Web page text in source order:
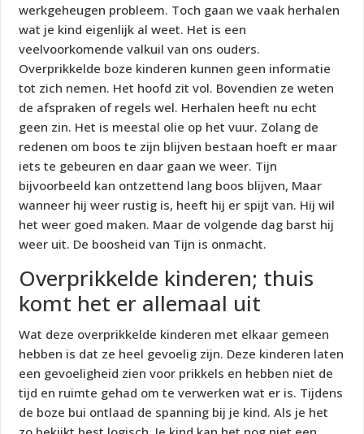
werkgeheugen probleem. Toch gaan we vaak herhalen
wat je kind eigenlijk al weet. Het is een
veelvoorkomende valkuil van ons ouders.
Overprikkelde boze kinderen kunnen geen informatie
tot zich nemen. Het hoofd zit vol. Bovendien ze weten
de afspraken of regels wel. Herhalen heeft nu echt
geen zin. Het is meestal olie op het vuur. Zolang de
redenen om boos te zijn blijven bestaan hoeft er maar
iets te gebeuren en daar gaan we weer. Tijn
bijvoorbeeld kan ontzettend lang boos blijven, Maar
wanneer hij weer rustig is, heeft hij er spijt van. Hij wil
het weer goed maken. Maar de volgende dag barst hij
weer uit. De boosheid van Tijn is onmacht.
Overprikkelde kinderen; thuis
komt het er allemaal uit
Wat deze overprikkelde kinderen met elkaar gemeen
hebben is dat ze heel gevoelig zijn. Deze kinderen laten
een gevoeligheid zien voor prikkels en hebben niet de
tijd en ruimte gehad om te verwerken wat er is. Tijdens
de boze bui ontlaad de spanning bij je kind. Als je het